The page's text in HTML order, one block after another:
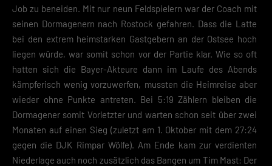
Job zu beneiden. Mit nur neun Feldspielern war der Coach mit
seinen Dormagenern nach Rostock gefahren. Dass die Latte
bei den extrem heimstarken Gastgebern an der Ostsee hoch
liegen würde, war somit schon vor der Partie klar. Wie so oft
hatten sich die Bayer-Akteure dann im Laufe des Abends
kämpferisch wenig vorzuwerfen, mussten die Heimreise aber
wieder ohne Punkte antreten. Bei 5:19 Zählern bleiben die
Dormagener somit Vorletzter und warten schon seit über zwei
Monaten auf einen Sieg (zuletzt am 1. Oktober mit dem 27:24
gegen die DJK Rimpar Wölfe). Am Ende kam zur verdienten
Niederlage auch noch zusätzlich das Bangen um Tim Mast: Der
Informationen über die Verwendung deiner Daten findest du in
Mit dem Klick auf „Verstanden“ erklärst du dich mit der Verwendung der
Cookies einverstanden. Wir bitten dich um Verständnis, dass du ohne
Wenn du unter 16 Jahre alt bist und deine Zustimmung zu freiwilligen
Diensten geben möchtest, musst du deine Erziehungsberechtigten um
Erlaubnis bitten.
Hier finden Sie eine Übersicht über alle verwendeten Cookies. Sie
Ihre Einwilligung zu ganzen Kategorien geben oder sich weitere
Informationen anzeigen lassen und so nur bestimmte Cookies
auswählen.